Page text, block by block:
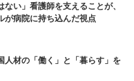
ない」看護師を支えることが、
が病院に持ち込んだ視点
人材の「働く」と「暮らす」を